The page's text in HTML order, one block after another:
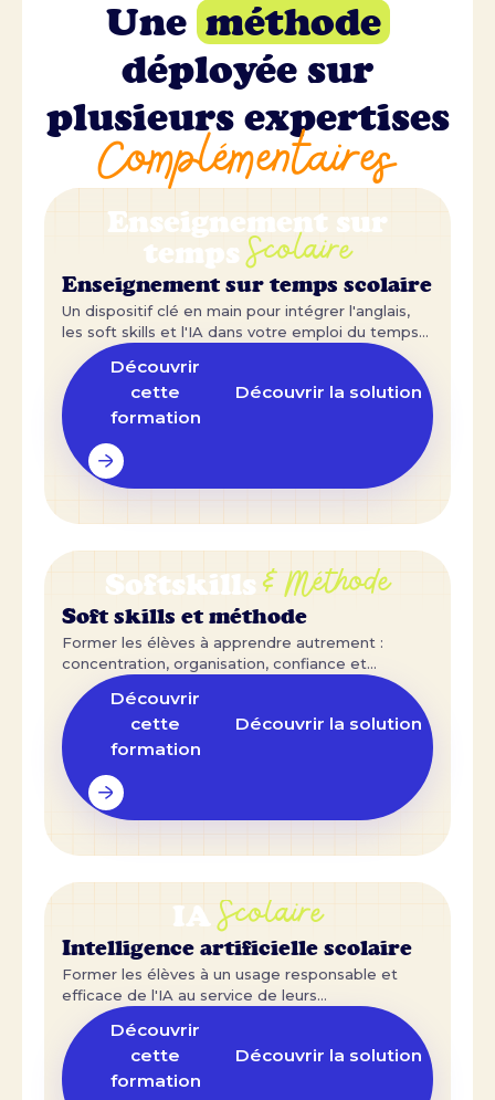
Une méthode
déployée sur
plusieurs expertises
Complémentaires
Enseignement sur
tempsScolaire
Enseignement sur temps scolaire
Un dispositif clé en main pour intégrer l'anglais,
les soft skills et l'IA dans votre emploi du temps
scolaire.
Découvrir
cette
formation
Découvrir la solution
Softskills& Méthode
Soft skills et méthode
Former les élèves à apprendre autrement :
concentration, organisation, confiance et
posture.
Découvrir
cette
formation
Découvrir la solution
IAScolaire
Intelligence artificielle scolaire
Former les élèves à un usage responsable et
efficace de l'IA au service de leurs
apprentissages.
Découvrir
cette
formation
Découvrir la solution